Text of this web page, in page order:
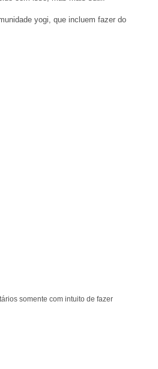
yogi, que incluem fazer do
somente com intuito de fazer